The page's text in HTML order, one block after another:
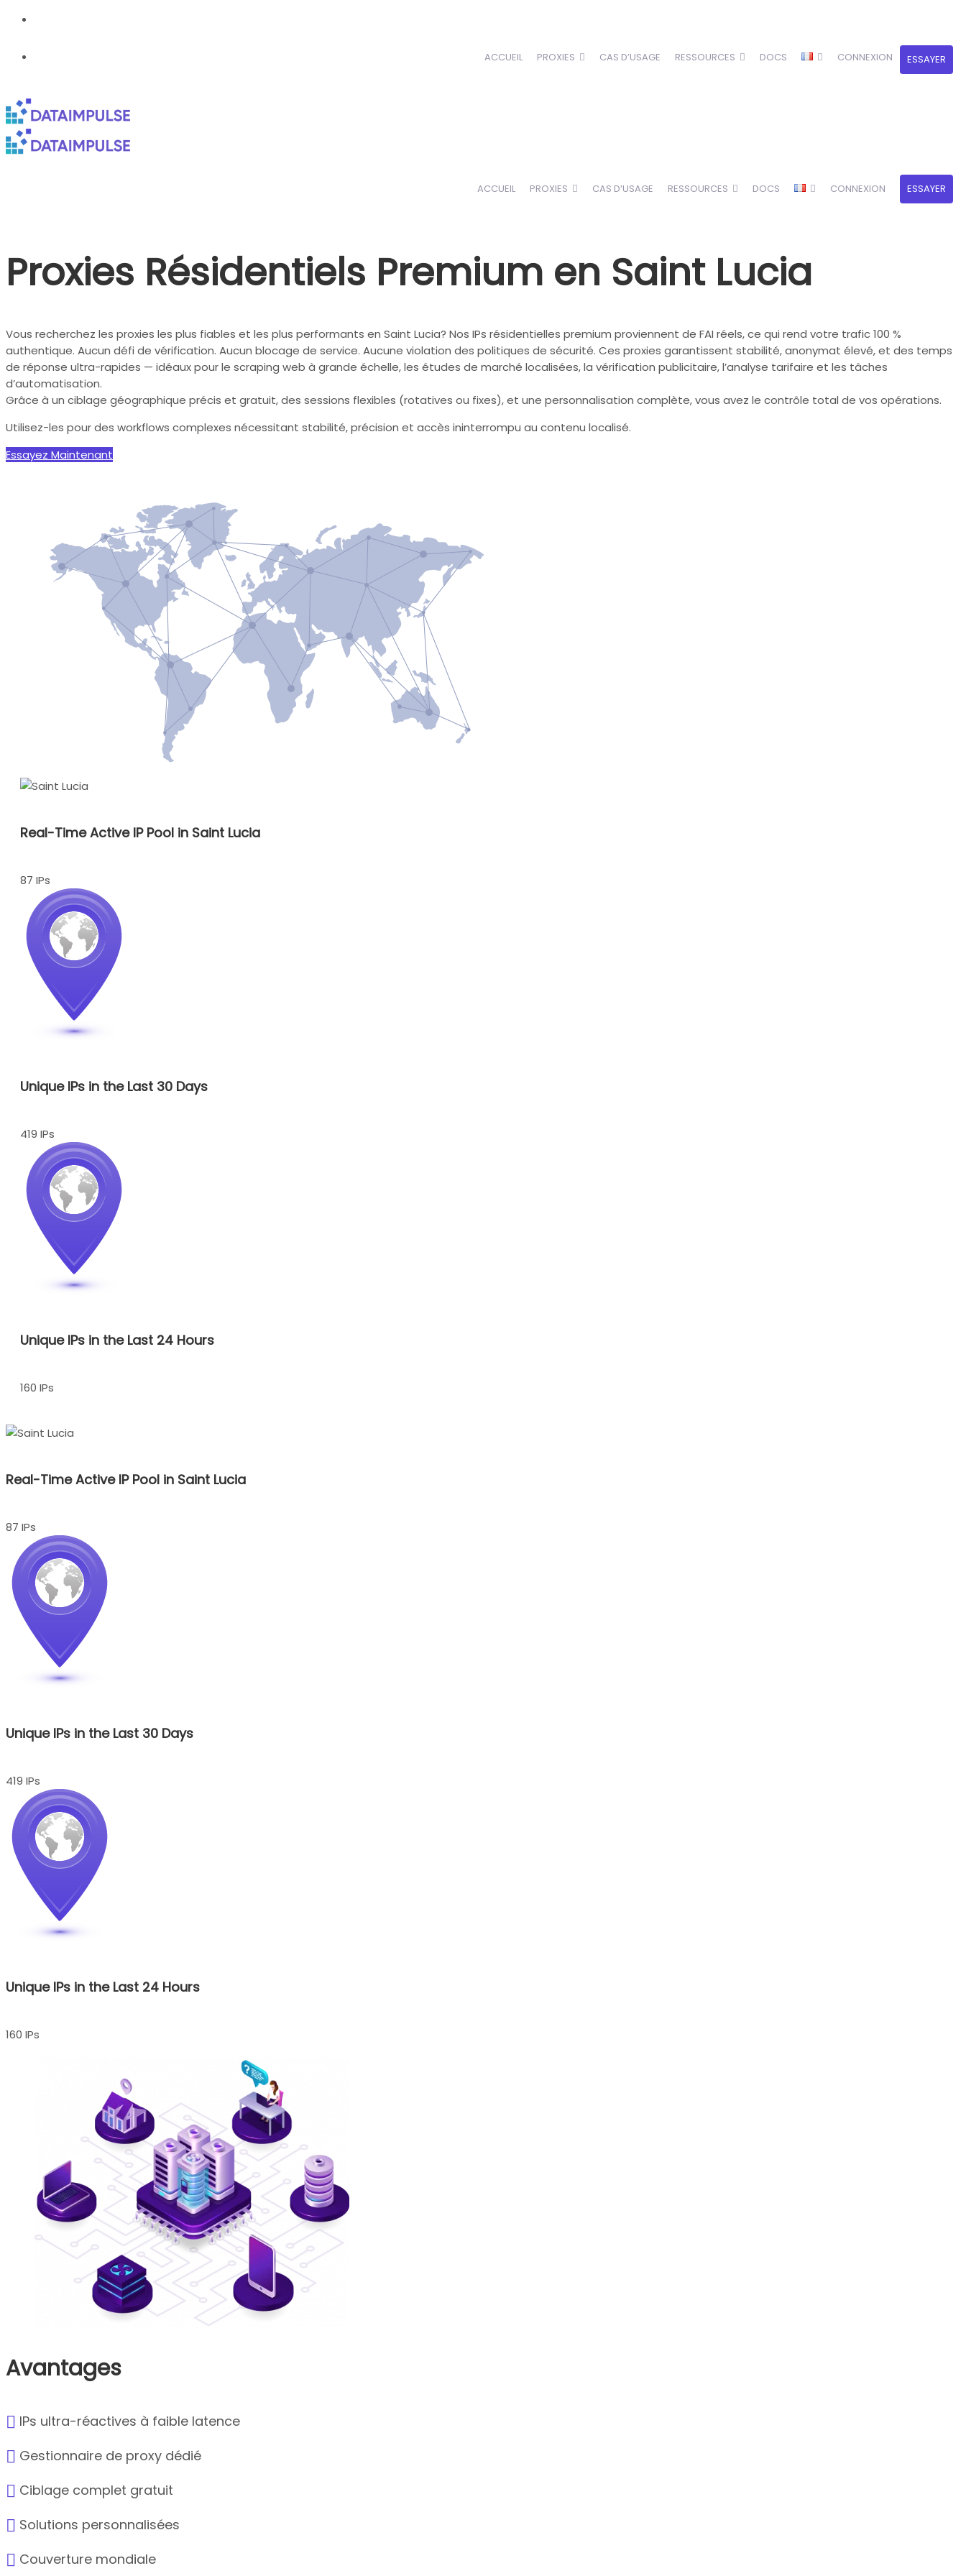
ACCUEIL PROXIES CAS D’USAGE RESSOURCES DOCS CONNEXION ESSAYER
ACCUEIL PROXIES CAS D’USAGE RESSOURCES DOCS CONNEXION ESSAYER
Proxies Résidentiels Premium en Saint Lucia
Vous recherchez les proxies les plus fiables et les plus performants en Saint Lucia? Nos IPs résidentielles premium proviennent de FAI réels, ce qui rend votre trafic 100 %
authentique. Aucun défi de vérification. Aucun blocage de service. Aucune violation des politiques de sécurité. Ces proxies garantissent stabilité, anonymat élevé, et des temps
de réponse ultra-rapides — idéaux pour le scraping web à grande échelle, les études de marché localisées, la vérification publicitaire, l’analyse tarifaire et les tâches
d’automatisation.
Grâce à un ciblage géographique précis et gratuit, des sessions flexibles (rotatives ou fixes), et une personnalisation complète, vous avez le contrôle total de vos opérations.
Utilisez-les pour des workflows complexes nécessitant stabilité, précision et accès ininterrompu au contenu localisé.
Essayez Maintenant
Real-Time Active IP Pool in Saint Lucia
87 IPs
Unique IPs in the Last 30 Days
419 IPs
Unique IPs in the Last 24 Hours
160 IPs
Real-Time Active IP Pool in Saint Lucia
87 IPs
Unique IPs in the Last 30 Days
419 IPs
Unique IPs in the Last 24 Hours
160 IPs
Avantages
IPs ultra-réactives à faible latence
Gestionnaire de proxy dédié
Ciblage complet gratuit
Solutions personnalisées
Couverture mondiale